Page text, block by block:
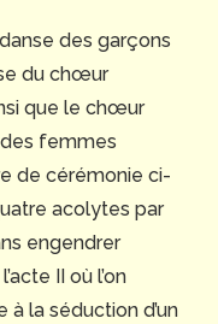
des garçons
du chœur
que le chœur
femmes
de cérémonie ci-
acolytes par
engendrer
II où l’on
à la séduction d’un